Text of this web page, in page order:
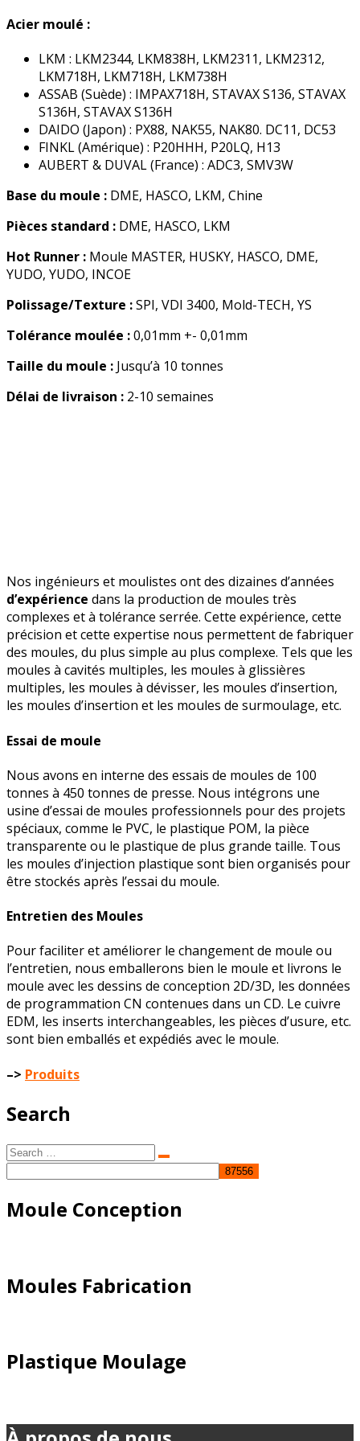
Acier moulé :
LKM : LKM2344, LKM838H, LKM2311, LKM2312,
LKM718H, LKM718H, LKM738H
ASSAB (Suède) : IMPAX718H, STAVAX S136, STAVAX
S136H, STAVAX S136H
DAIDO (Japon) : PX88, NAK55, NAK80. DC11, DC53
FINKL (Amérique) : P20HHH, P20LQ, H13
AUBERT & DUVAL (France) : ADC3, SMV3W
Base du moule : DME, HASCO, LKM, Chine
Pièces standard : DME, HASCO, LKM
Hot Runner : Moule MASTER, HUSKY, HASCO, DME,
YUDO, YUDO, INCOE
Polissage/Texture :SPI, VDI 3400, Mold-TECH, YS
Tolérance moulée :0,01mm +- 0,01mm
Taille du moule : Jusqu’à 10 tonnes
Délai de livraison : 2-10 semaines
Nos ingénieurs et moulistes ont des dizaines d’années
d’expérience dans la production de moules très
complexes et à tolérance serrée. Cette expérience, cette
précision et cette expertise nous permettent de fabriquer
des moules, du plus simple au plus complexe. Tels que les
moules à cavités multiples, les moules à glissières
multiples, les moules à dévisser, les moules d’insertion,
les moules d’insertion et les moules de surmoulage, etc.
Essai de moule
Nous avons en interne des essais de moules de 100
tonnes à 450 tonnes de presse. Nous intégrons une
usine d’essai de moules professionnels pour des projets
spéciaux, comme le PVC, le plastique POM, la pièce
transparente ou le plastique de plus grande taille. Tous
les moules d’injection plastique sont bien organisés pour
être stockés après l’essai du moule.
Entretien des Moules
Pour faciliter et améliorer le changement de moule ou
l’entretien, nous emballerons bien le moule et livrons le
moule avec les dessins de conception 2D/3D, les données
de programmation CN contenues dans un CD. Le cuivre
EDM, les inserts interchangeables, les pièces d’usure, etc.
sont bien emballés et expédiés avec le moule.
–> Produits
Search
Search
for:
Search
Moule Conception
Moules Fabrication
Plastique Moulage